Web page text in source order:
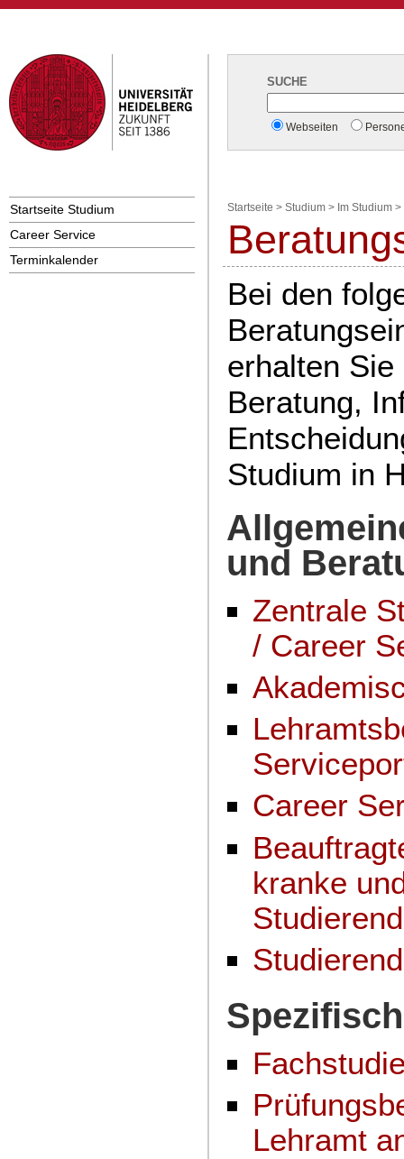
Startseite Studium
Career Service
Terminkalender
SUCHE
Webseiten
Startseite > Studium > Im Studium >
Bei den
erhalten
Beratung,
Studium in
und
Zentrale
/ Career
Career
kranke
Lehramt